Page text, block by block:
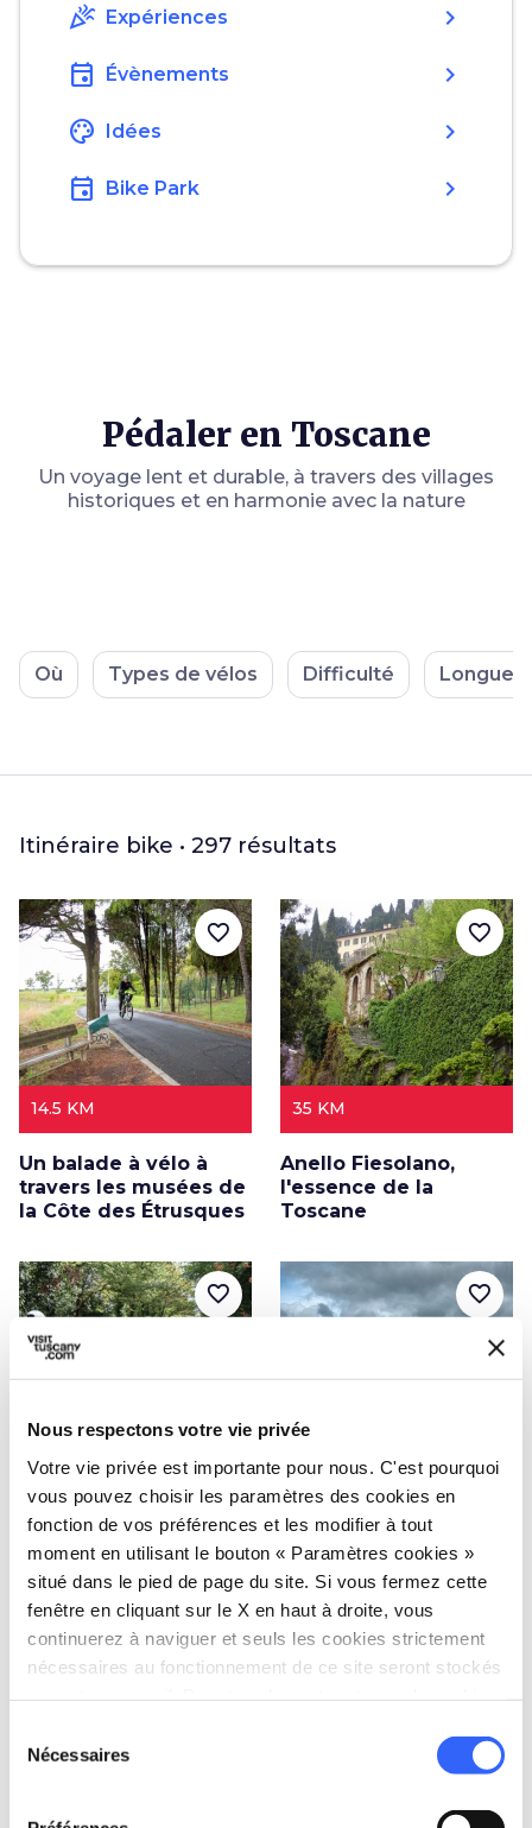
Nous respectons votre vie privée
Votre vie privée est importante pour nous. C'est pourquoi
vous pouvez choisir les paramètres des cookies en
fonction de vos préférences et les modifier à tout
moment en utilisant le bouton « Paramètres cookies »
situé dans le pied de page du site. Si vous fermez cette
fenêtre en cliquant sur le X en haut à droite, vous
continuerez à naviguer et seuls les cookies strictement
nécessaires au fonctionnement de ce site seront stockés
Nécessaires
celebration Expériences chevron_right
event Évènements chevron_right
color_lens Idées chevron_right
event Bike Park chevron_right
Pédaler en Toscane
Un voyage lent et durable, à travers des villages
historiques et en harmonie avec la nature
Où Types de vélos Difficulté
Itinéraire bike • 297 résultats
14.5 KM
Un balade à vélo à
travers les musées de
la Côte des Étrusques
favorite_border
35 KM
Anello Fiesolano,
l'essence de la
Toscane
favorite_border
68.8 KM
De part et d'autre de
la Val d'Elsa à vélo
favorite_border
22 KM
Dans les forêts des
moines
favorite_border
favorite_border favorite_border